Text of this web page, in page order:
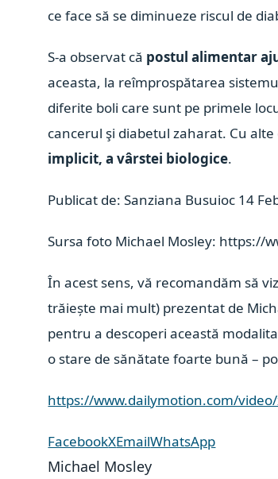
ce face să se diminueze riscul de
S-a observat că postul alimentar
aceasta, la reîmprospătarea
diferite boli care sunt pe primele
cancerul şi diabetul zaharat. Cu
implicit, a vârstei biologice.
Publicat de: Sanziana Busuioc 14
Sursa foto Michael Mosley: https://
În acest sens, vă recomandăm să
trăiește mai mult) prezentat de
pentru a descoperi această
o stare de sănătate foarte bună –
https://www.dailymotion.com/
FacebookXEmailWhatsApp
Michael Mosley